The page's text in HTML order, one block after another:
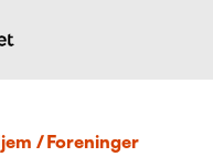
Hjem/ foreninger